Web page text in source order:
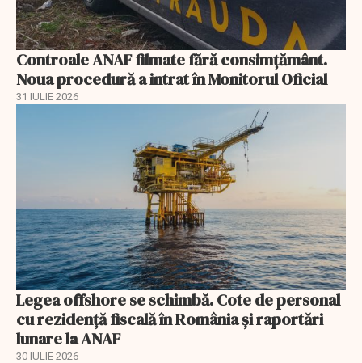
Controale ANAF filmate fără consimțământ.
Noua procedură a intrat în Monitorul Oficial
31 IULIE 2026
Legea offshore se schimbă. Cote de personal
cu rezidență fiscală în România și raportări
lunare la ANAF
30 IULIE 2026